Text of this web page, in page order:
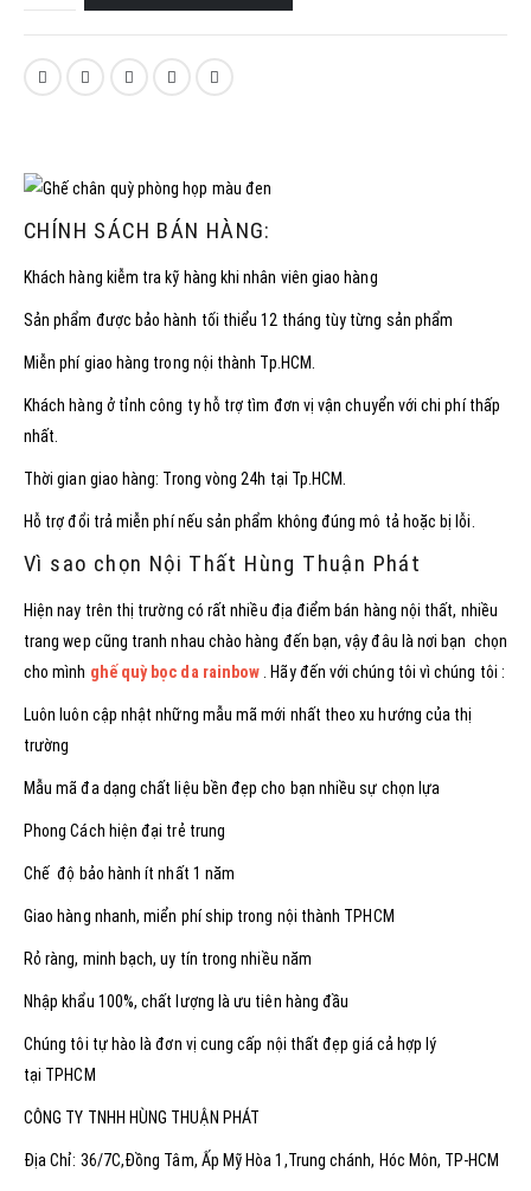
CHÍNH SÁCH BÁN HÀNG:
Khách hàng kiễm tra kỹ hàng khi nhân viên giao hàng
Sản phẩm được bảo hành tối thiểu 12 tháng tùy từng sản phẩm
Miễn phí giao hàng trong nội thành Tp.HCM.
Khách hàng ở tỉnh công ty hỗ trợ tìm đơn vị vận chuyển với chi phí thấp
nhất.
Thời gian giao hàng: Trong vòng 24h tại Tp.HCM.
Hỗ trợ đổi trả miễn phí nếu sản phẩm không đúng mô tả hoặc bị lỗi.
Vì sao chọn Nội Thất Hùng Thuận Phát
Hiện nay trên thị trường có rất nhiều địa điểm bán hàng nội thất, nhiều
trang wep cũng tranh nhau chào hàng đến bạn, vậy đâu là nơi bạn chọn
cho mình ghế quỳ bọc da rainbow . Hãy đến với chúng tôi vì chúng tôi :
Luôn luôn cập nhật những mẫu mã mới nhất theo xu hướng của thị
trường
Mẫu mã đa dạng chất liệu bền đẹp cho bạn nhiều sự chọn lựa
Phong Cách hiện đại trẻ trung
Chế độ bảo hành ít nhất 1 năm
Giao hàng nhanh, miển phí ship trong nội thành TPHCM
Rỏ ràng, minh bạch, uy tín trong nhiều năm
Nhập khẩu 100%, chất lượng là ưu tiên hàng đầu
Chúng tôi tự hào là đơn vị cung cấp nội thất đẹp giá cả hợp lý
tại TPHCM
CÔNG TY TNHH HÙNG THUẬN PHÁT
Địa Chỉ: 36/7C,Đồng Tâm, Ấp Mỹ Hòa 1,Trung chánh, Hóc Môn, TP-HCM